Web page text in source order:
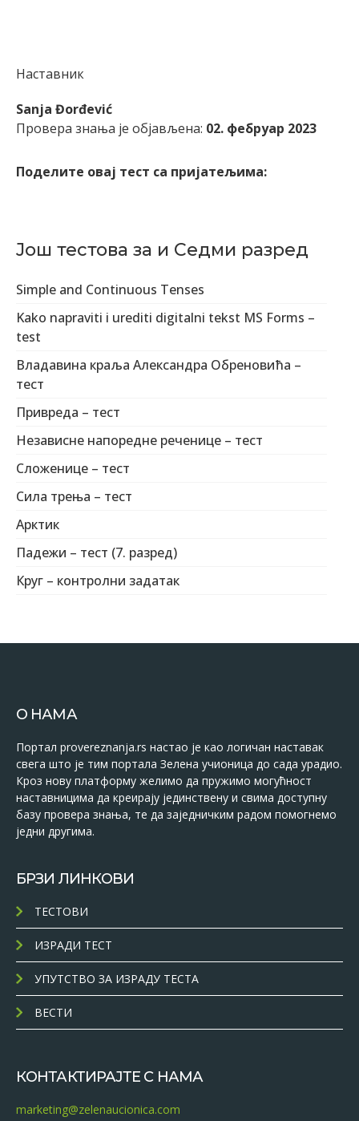
Наставник
Sanja Đorđević
Провера знања је објављена: 02. фебруар 2023
Поделите овај тест са пријатељима:
Још тестова за и Седми разред
Simple and Continuous Tenses
Kako napraviti i urediti digitalni tekst MS Forms –
test
Владавина краља Александра Обреновића –
тест
Привреда – тест
Независне напоредне реченице – тест
Сложенице – тест
Сила трења – тест
Арктик
Падежи – тест (7. разред)
Круг – контролни задатак
О НАМА
Портал provereznanja.rs настао је као логичан наставак
свега што је тим портала Зелена учионица до сада урадио.
Кроз нову платформу желимо да пружимо могућност
наставницима да креирају јединствену и свима доступну
базу провера знања, те да заједничким радом помогнемо
једни другима.
БРЗИ ЛИНКОВИ
ТЕСТОВИ
ИЗРАДИ ТЕСТ
УПУТСТВО ЗА ИЗРАДУ ТЕСТА
ВЕСТИ
КОНТАКТИРАЈТЕ С НАМА
marketing@zelenaucionica.com